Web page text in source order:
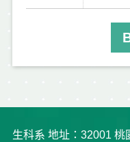
生科系 地址：32001